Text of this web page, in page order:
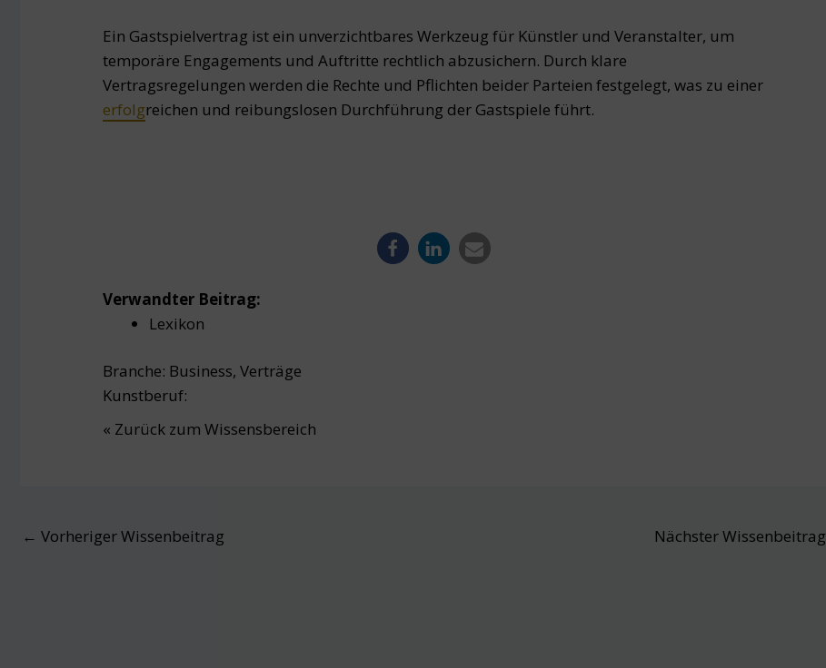
Ein Gastspielvertrag ist ein unverzichtbares Werkzeug für Künstler und Veranstalter, um
temporäre Engagements und Auftritte rechtlich abzusichern. Durch klare
Vertragsregelungen werden die Rechte und Pflichten beider Parteien festgelegt, was zu einer
erfolgreichen und reibungslosen Durchführung der Gastspiele führt.
Verwandter Beitrag:
Lexikon
Branche: Business, Verträge
Kunstberuf:
« Zurück zum Wissensbereich
Post
← Vorheriger Wissenbeitrag Nächster Wissenbeitrag